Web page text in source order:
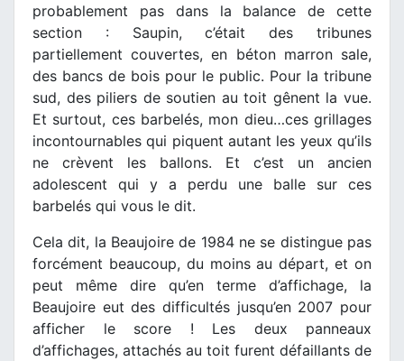
probablement pas dans la balance de cette
section : Saupin, c’était des tribunes
partiellement couvertes, en béton marron sale,
des bancs de bois pour le public. Pour la tribune
sud, des piliers de soutien au toit gênent la vue.
Et surtout, ces barbelés, mon dieu…ces grillages
incontournables qui piquent autant les yeux qu’ils
ne crèvent les ballons. Et c’est un ancien
adolescent qui y a perdu une balle sur ces
barbelés qui vous le dit.
Cela dit, la Beaujoire de 1984 ne se distingue pas
forcément beaucoup, du moins au départ, et on
peut même dire qu’en terme d’affichage, la
Beaujoire eut des difficultés jusqu’en 2007 pour
afficher le score ! Les deux panneaux
d’affichages, attachés au toit furent défaillants de